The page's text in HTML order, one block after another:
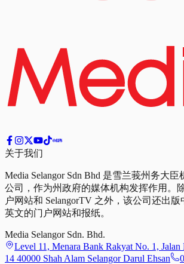
关于我们
Media Selangor Sdn Bhd 是雪兰莪州务大
公司，作为州政府的媒体机构发挥作用。
户网站和 SelangorTV 之外，该公司还出
英文的门户网站和报纸。
Media Selangor Sdn. Bhd.
Level 11, Menara Bank Rakyat No. 1, Jalan
14 40000 Shah Alam Selangor Darul Ehsan